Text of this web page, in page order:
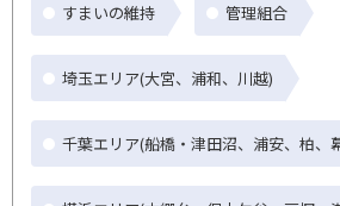
すまいの維持 管理組合
埼玉エリア(大宮、浦和、川越)
千葉エリア(船橋・津田沼、浦安、柏、